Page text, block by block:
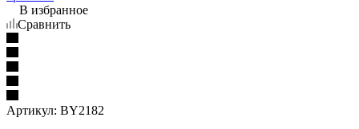
В избранное
Сравнить
Артикул: BY2182